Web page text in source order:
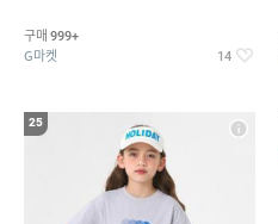
건 외 ~74%OFF
구매 999+
G마켓 14
25